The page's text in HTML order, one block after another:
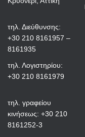
τηλ. Διεύθυνσης:
+30 210 8161957 –
8161935
τηλ. Λογιστηρίου:
+30 210 8161979
τηλ. γραφείου
κινήσεως: +30 210
8161252-3